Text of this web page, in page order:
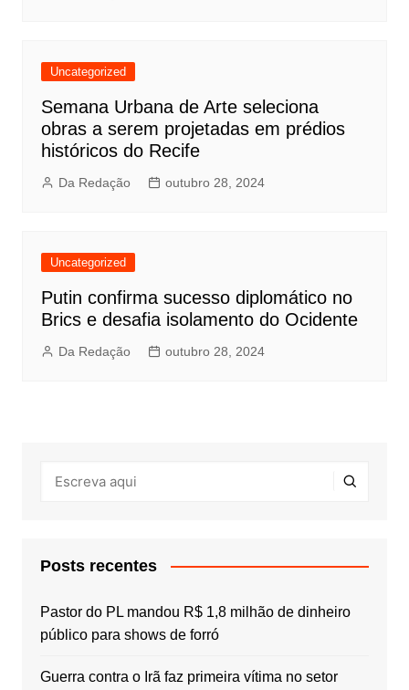
Uncategorized
Semana Urbana de Arte seleciona
obras a serem projetadas em prédios
históricos do Recife
Da Redação outubro 28, 2024
Uncategorized
Putin confirma sucesso diplomático no
Brics e desafia isolamento do Ocidente
Da Redação outubro 28, 2024
Posts recentes
Pastor do PL mandou R$ 1,8 milhão de dinheiro
público para shows de forró
Guerra contra o Irã faz primeira vítima no setor